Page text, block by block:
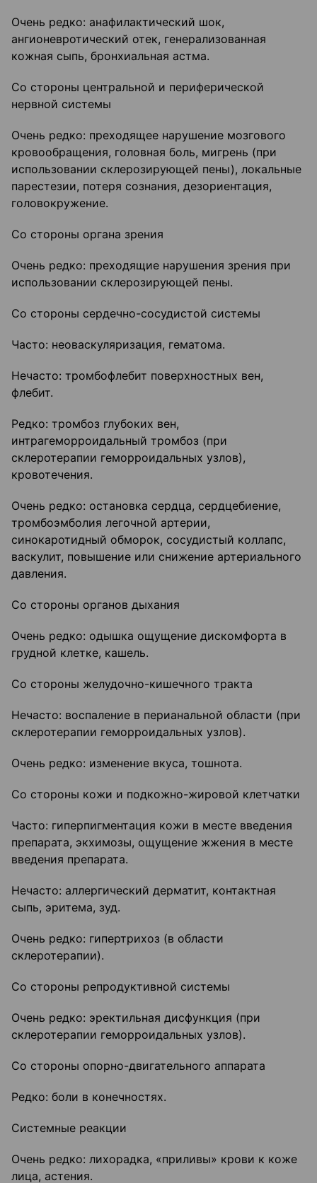
Очень редко: анафилактический шок,
ангионевротический отек, генерализованная
кожная сыпь, бронхиальная астма.
Со стороны центральной и периферической
нервной системы
Очень редко: преходящее нарушение мозгового
кровообращения, головная боль, мигрень (при
использовании склерозирующей пены), локальные
парестезии, потеря сознания, дезориентация,
головокружение.
Со стороны органа зрения
Очень редко: преходящие нарушения зрения при
использовании склерозирующей пены.
Со стороны сердечно-сосудистой системы
Часто: неоваскуляризация, гематома.
Нечасто: тромбофлебит поверхностных вен,
флебит.
Редко: тромбоз глубоких вен,
интрагеморроидальный тромбоз (при
склеротерапии геморроидальных узлов),
кровотечения.
Очень редко: остановка сердца, сердцебиение,
тромбоэмболия легочной артерии,
синокаротидный обморок, сосудистый коллапс,
васкулит, повышение или снижение артериального
давления.
Со стороны органов дыхания
Очень редко: одышка ощущение дискомфорта в
грудной клетке, кашель.
Со стороны желудочно-кишечного тракта
Нечасто: воспаление в перианальной области (при
склеротерапии геморроидальных узлов).
Очень редко: изменение вкуса, тошнота.
Со стороны кожи и подкожно-жировой клетчатки
Часто: гиперпигментация кожи в месте введения
препарата, экхимозы, ощущение жжения в месте
введения препарата.
Нечасто: аллергический дерматит, контактная
сыпь, эритема, зуд.
Очень редко: гипертрихоз (в области
склеротерапии).
Со стороны репродуктивной системы
Очень редко: эректильная дисфункция (при
склеротерапии геморроидальных узлов).
Со стороны опорно-двигательного аппарата
Редко: боли в конечностях.
Системные реакции
Очень редко: лихорадка, «приливы» крови к коже
лица, астения.